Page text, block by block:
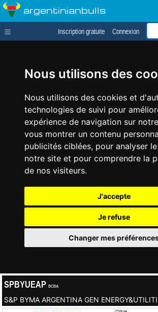
Nous utilisons des
Nous utilisons des cookies et
technologies de suivi pour
expérience de navigation sur
vous montrer un contenu
publicités ciblées, pour analyser
notre site et pour comprendre la
de nos visiteurs.
J'accepte
Je refuse
Changer mes
argentinianbulls
Inscription gratuite Connexion
SPBYUEAP BCBA
S&P BYMA ARGENTINA GEN